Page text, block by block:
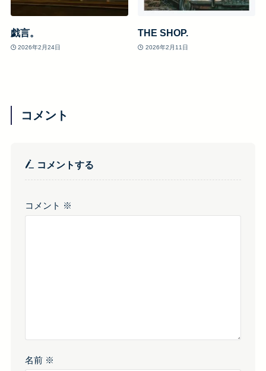
戯言。
2026年2月24日
THE SHOP.
2026年2月11日
コメント
コメントする
コメント ※
名前 ※